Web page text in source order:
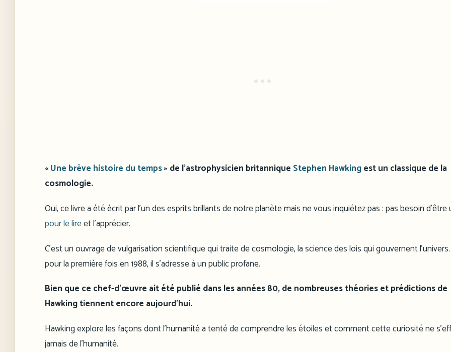
«Une brève histoire du temps» de l’astrophysicien britannique Stephen Hawkingest un classique de la
cosmologie.
Oui, ce livre a été écrit par l’un des esprits brillants de notre planète mais ne vous inquiétez pas : pas besoin
pour le lireet l’apprécier.
C’est un ouvrage de vulgarisation scientifique qui traite de cosmologie, la science des lois qui gouvernent
pour la première fois en 1988, il s’adresse à un public profane.
Bien que ce chef-d’œuvre ait été publié dans les années 80, de nombreuses théories et prédictions de
Hawking tiennent encore aujourd’hui.
Hawking explore les façons dont l’humanité a tenté de comprendre les étoiles et comment cette curiosité ne
jamais de l’humanité.